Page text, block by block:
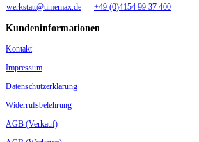
werkstatt@timemax.de +49 (0)4154 99 37 400
Kundeninformationen
Kontakt
Impressum
Datenschutzerklärung
Widerrufsbelehrung
AGB (Verkauf)